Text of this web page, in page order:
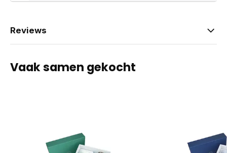
Reviews
Vaak samen gekocht